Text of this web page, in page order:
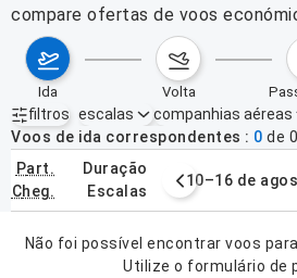
compare ofertas de voos
ida volta
filtros
Filtros ativos nenhum
escalas companhias aéreas
Voos de ida correspondentes
0 de 0
part.
cheg.
duração
escalas
agosto de 2026 10–16 de
Não foi possível encontrar voos
Utilize o formulário de